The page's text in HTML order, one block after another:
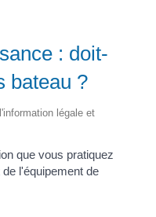
: doit-
bateau ?
légale et
que vous pratiquez
l'équipement de